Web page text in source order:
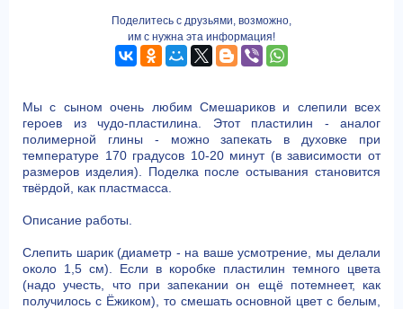
Поделитесь с друзьями, возможно,
им с нужна эта информация!
Мы с сыном очень любим Смешариков и слепили всех
героев из чудо-пластилина. Этот пластилин - аналог
полимерной глины - можно запекать в духовке при
температуре 170 градусов 10-20 минут (в зависимости от
размеров изделия). Поделка после остывания становится
твёрдой, как пластмасса.
Описание работы.
Слепить шарик (диаметр - на ваше усмотрение, мы делали
около 1,5 см). Если в коробке пластилин темного цвета
(надо учесть, что при запекании он ещё потемнеет, как
получилось с Ёжиком), то смешать основной цвет с белым,